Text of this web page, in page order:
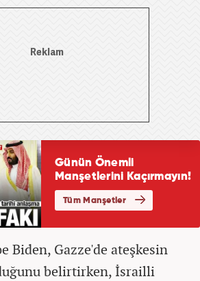
Biden, Gazze'de ateşkesin
belirtirken, İsrailli